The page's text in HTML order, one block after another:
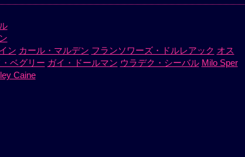
ン カール・マルデン フランソワーズ・ドルレアック オス
ベグリー ガイ・ドールマン ウラデク・シーバル Milo Sper
Caine